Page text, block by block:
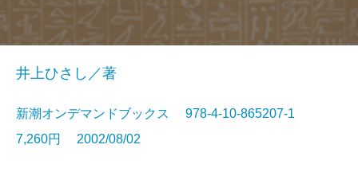
井上ひさし／著
新潮オンデマンドブックス 978-4-10-865207-1
7,260円 2002/08/02